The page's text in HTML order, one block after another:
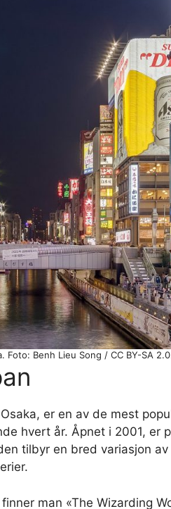
Foto: Benh Lieu Song / CC BY-SA
er en av de mest
hvert år. Åpnet i 2001, er
tilbyr en bred variasjon
man «The Wizarding